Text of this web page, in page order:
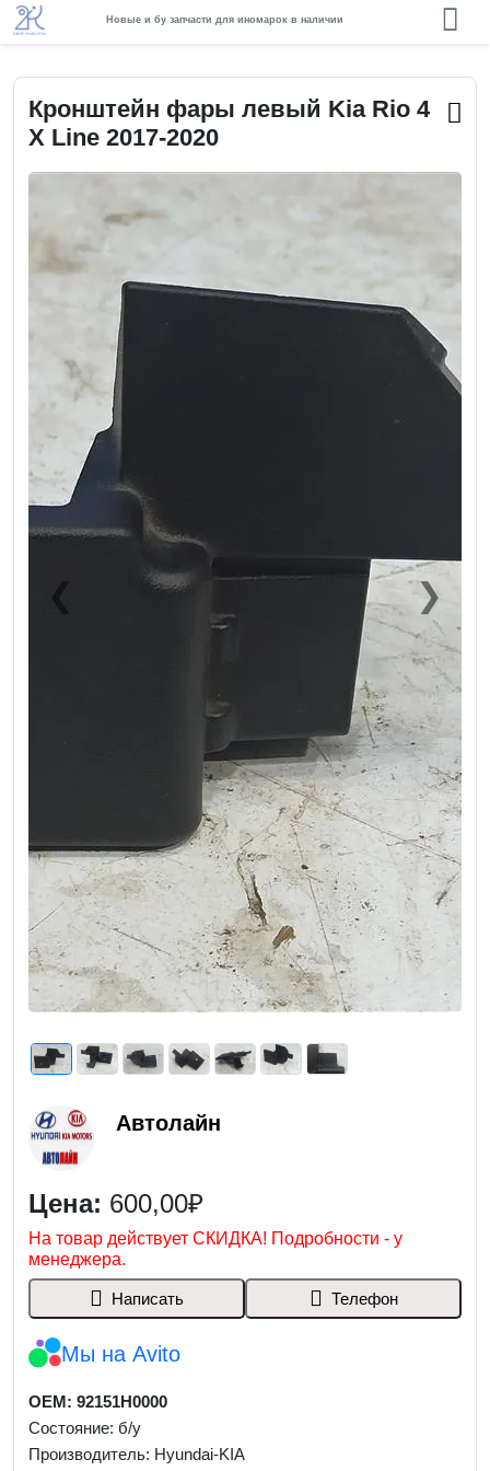
Новые и бу запчасти для иномарок в наличии
Кронштейн фары левый Kia Rio 4
X Line 2017-2020
❯Next
Автолайн
Цена: 600,00₽
На товар действует СКИДКА! Подробности - у
менеджера.
Написать Телефон
Мы на Avito
OEM: 92151H0000
Состояние: б/у
Производитель: Hyundai-KIA